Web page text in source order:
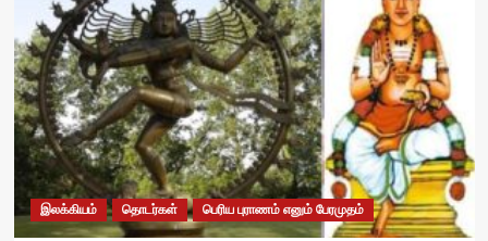
இலக்கியம் தொடர்கள் பெரிய புராணம் எனும் பேரமுதம்